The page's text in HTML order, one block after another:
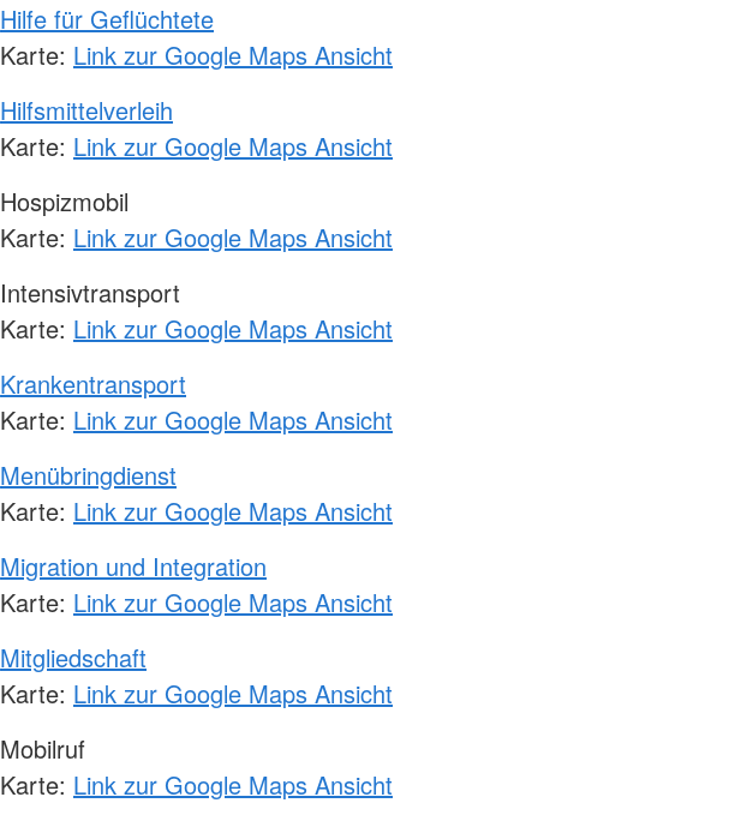
Hilfe für Geflüchtete
Karte: Link zur Google Maps Ansicht
Hilfsmittelverleih
Karte: Link zur Google Maps Ansicht
Hospizmobil
Karte: Link zur Google Maps Ansicht
Intensivtransport
Karte: Link zur Google Maps Ansicht
Krankentransport
Karte: Link zur Google Maps Ansicht
Menübringdienst
Karte: Link zur Google Maps Ansicht
Migration und Integration
Karte: Link zur Google Maps Ansicht
Mitgliedschaft
Karte: Link zur Google Maps Ansicht
Mobilruf
Karte: Link zur Google Maps Ansicht